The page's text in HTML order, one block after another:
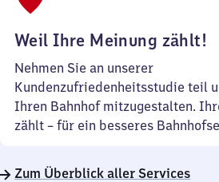
Weil Ihre Meinung zählt!
Nehmen Sie an unserer
Kundenzufriedenheitsstudie teil
Ihren Bahnhof mitzugestalten.
zählt – für ein besseres
Zum Überblick aller Services